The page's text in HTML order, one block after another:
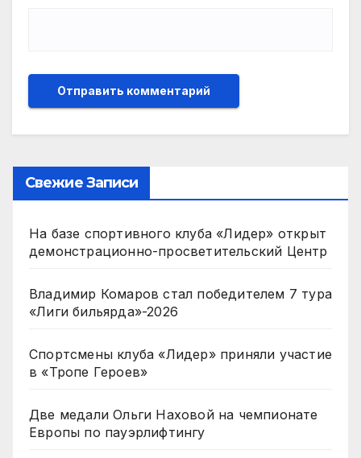
Свежие Записи
На базе спортивного клуба «Лидер» открыт
демонстрационно-просветительский Центр
Владимир Комаров стал победителем 7 тура
«Лиги бильярда»-2026
Спортсмены клуба «Лидер» приняли участие
в «Тропе Героев»
Две медали Ольги Наховой на чемпионате
Европы по пауэрлифтингу